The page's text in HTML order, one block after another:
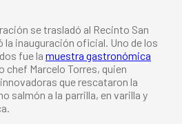
se trasladó al Recinto San
la inauguración oficial. Uno de los
fue la muestra gastronómica
chef Marcelo Torres, quien
que rescataron la
salmón a la parrilla, en varilla y